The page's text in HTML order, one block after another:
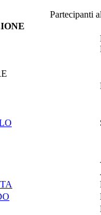
Partecipanti